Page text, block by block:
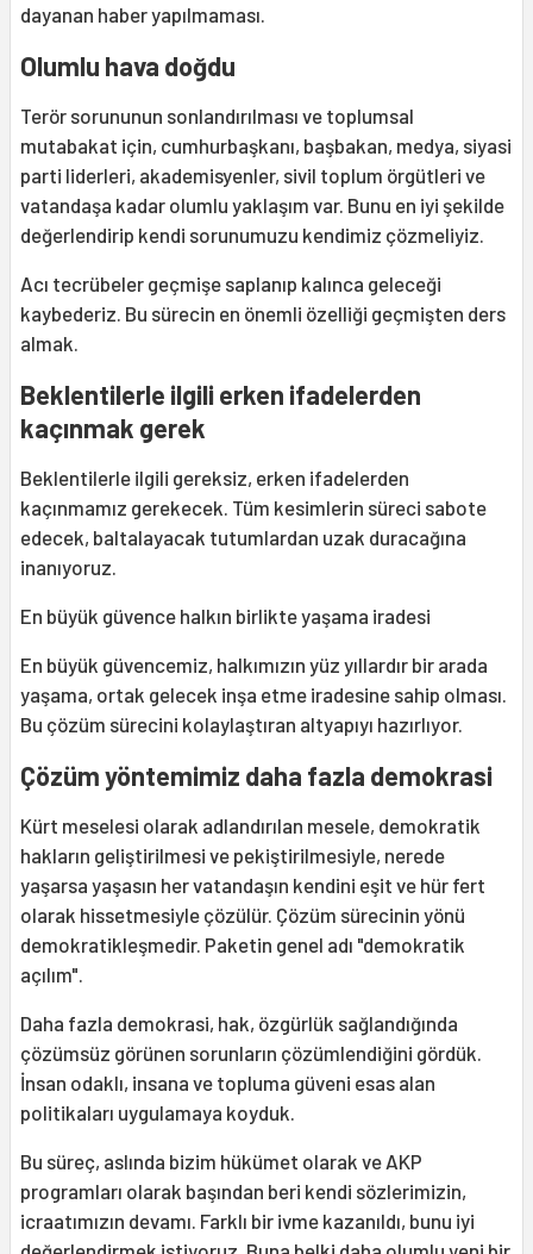
dayanan haber yapılmaması.
Olumlu hava doğdu
Terör sorununun sonlandırılması ve toplumsal
mutabakat için, cumhurbaşkanı, başbakan, medya, siyasi
parti liderleri, akademisyenler, sivil toplum örgütleri ve
vatandaşa kadar olumlu yaklaşım var. Bunu en iyi şekilde
değerlendirip kendi sorunumuzu kendimiz çözmeliyiz.
Acı tecrübeler geçmişe saplanıp kalınca geleceği
kaybederiz. Bu sürecin en önemli özelliği geçmişten ders
almak.
Beklentilerle ilgili erken ifadelerden
kaçınmak gerek
Beklentilerle ilgili gereksiz, erken ifadelerden
kaçınmamız gerekecek. Tüm kesimlerin süreci sabote
edecek, baltalayacak tutumlardan uzak duracağına
inanıyoruz.
En büyük güvence halkın birlikte yaşama iradesi
En büyük güvencemiz, halkımızın yüz yıllardır bir arada
yaşama, ortak gelecek inşa etme iradesine sahip olması.
Bu çözüm sürecini kolaylaştıran altyapıyı hazırlıyor.
Çözüm yöntemimiz daha fazla demokrasi
Kürt meselesi olarak adlandırılan mesele, demokratik
hakların geliştirilmesi ve pekiştirilmesiyle, nerede
yaşarsa yaşasın her vatandaşın kendini eşit ve hür fert
olarak hissetmesiyle çözülür. Çözüm sürecinin yönü
demokratikleşmedir. Paketin genel adı "demokratik
açılım".
Daha fazla demokrasi, hak, özgürlük sağlandığında
çözümsüz görünen sorunların çözümlendiğini gördük.
İnsan odaklı, insana ve topluma güveni esas alan
politikaları uygulamaya koyduk.
Bu süreç, aslında bizim hükümet olarak ve AKP
programları olarak başından beri kendi sözlerimizin,
icraatımızın devamı. Farklı bir ivme kazanıldı, bunu iyi